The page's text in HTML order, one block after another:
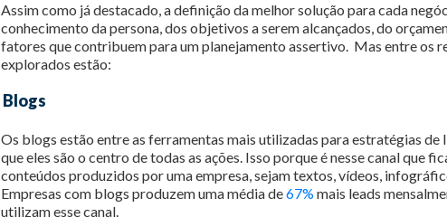
Assim como já destacado, a definição da melhor solução para cada
conhecimento da persona, dos objetivos a serem alcançados, do
fatores que contribuem para um planejamento assertivo. Mas entre os
explorados estão:
Blogs
Os blogs estão entre as ferramentas mais utilizadas para estratégias
que eles são o centro de todas as ações. Isso porque é nesse canal que
conteúdos produzidos por uma empresa, sejam textos, vídeos,
Empresas com blogs produzem uma média de67% mais leads
utilizam esse canal.